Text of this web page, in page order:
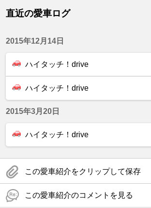
直近の愛車ログ
2015年12月14日
ハイタッチ！drive
ハイタッチ！drive
2015年3月20日
ハイタッチ！drive
この愛車紹介をクリップして保存
この愛車紹介のコメントを見る